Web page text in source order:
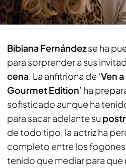
Compartir
Bibiana Fernándezse ha
para sorprender a sus
cena. La anfitriona de ‘Ven
Gourmet Edition’ ha
sofisticado aunque ha
para sacar adelante su
de todo tipo, la actriz ha
completo entre los fogones
tenido que mediar para que